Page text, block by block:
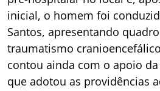
inicial, o homem foi
Santos, apresentando
traumatismo
contou ainda com o apoio
que adotou as providências